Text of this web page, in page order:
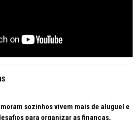
sozinhos vivem mais de aluguel e
para organizar as finanças,